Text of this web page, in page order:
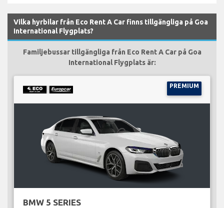
Vilka hyrbilar från Eco Rent A Car finns tillgängliga på Goa
International Flygplats?
Familjebussar tillgängliga från Eco Rent A Car på Goa
International Flygplats är:
PREMIUM
BMW 5 SERIES